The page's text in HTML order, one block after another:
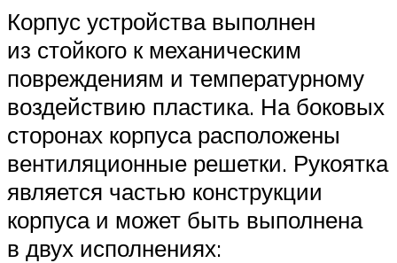
Корпус устройства выполнен
из стойкого к механическим
повреждениям и температурному
воздействию пластика. На боковых
сторонах корпуса расположены
вентиляционные решетки. Рукоятка
является частью конструкции
корпуса и может быть выполнена
в двух исполнениях: